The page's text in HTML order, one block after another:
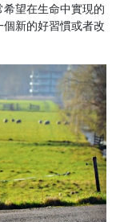
望在生命中實現的
新的好習慣或者改